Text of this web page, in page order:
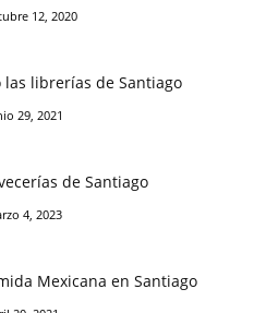
12, 2020
las librerías de Santiago
29, 2021
de Santiago
4, 2023
Mexicana en Santiago